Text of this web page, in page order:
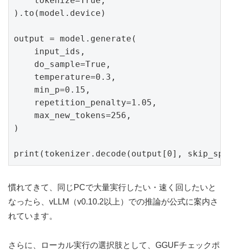
).to(model.device)
output = model.generate(
    input_ids,
    do_sample=True,
    temperature=0.3,
    min_p=0.15,
    repetition_penalty=1.05,
    max_new_tokens=256,
)
print(tokenizer.decode(output[0],
慣れてきて、同じPCで大量実行したい・速く回したいと
なったら、vLLM（v0.10.2以上）での推論が公式に案内さ
れています。
さらに、ローカル実行の選択肢として、GGUFチェックポ